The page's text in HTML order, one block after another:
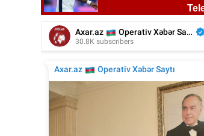
İranlı aktrisa evində ölü tapıldı